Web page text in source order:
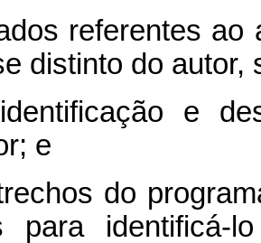
referentes ao
distinto do
e
e
do
para identificá-